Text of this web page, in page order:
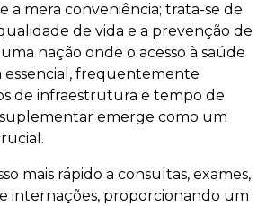
a mera conveniência; trata-se de
de vida e a prevenção de
nação onde o acesso à saúde
essencial, frequentemente
de infraestrutura e tempo de
suplementar emerge como um
mais rápido a consultas, exames,
internações, proporcionando um